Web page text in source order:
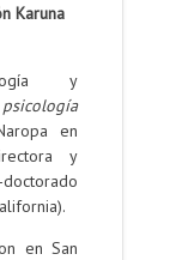
Karuna
y
en
y
en San